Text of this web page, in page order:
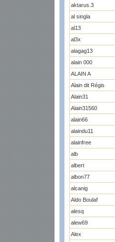
aktarus.3
al singla
al13
al3x
alagag13
alain 000
ALAIN A
Alain dit Régis
Alain31
Alain31560
alain66
alaindu11
alainfree
alb
albert
albon77
alcanig
Aldo Boulaf
alesq
alew69
Alex